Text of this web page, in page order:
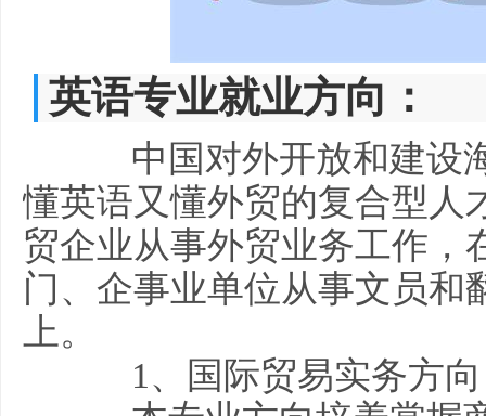
英语专业就业方向：
中国对外开放和建设
懂英语又懂外贸的复合型人
贸企业从事外贸业务工作，
门、企事业单位从事文员和
上。
1、国际贸易实务方向